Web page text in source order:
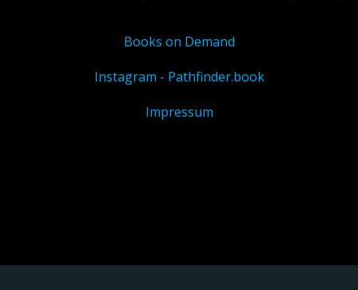
Books on Demand
Instagram - Pathfinder.book
Impressum